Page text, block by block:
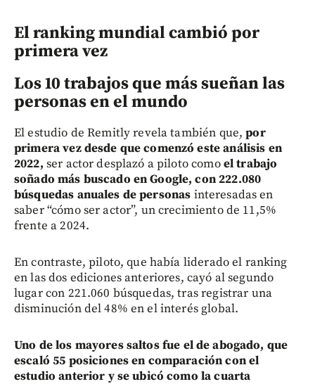
El ranking mundial cambió por
primera vez
Los 10 trabajos que más sueñan las
personas en el mundo
El estudio de Remitly revela también que,por
primera vez desde que comenzó este análisis en
2022, ser actor desplazó a piloto comoel trabajo
soñado más buscado en Google, con 222.080
búsquedas anuales de personas interesadas en
saber “cómo ser actor”, un crecimiento de 11,5%
frente a 2024.
En contraste, piloto, que había liderado el ranking
en las dos ediciones anteriores, cayó al segundo
lugar con 221.060 búsquedas, tras registrar una
disminución del 48% en el interés global.
Uno de los mayores saltos fue el de abogado, que
escaló 55 posiciones en comparación con el
estudio anterior y se ubicó como la cuarta